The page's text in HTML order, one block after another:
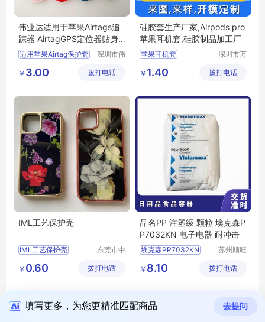
伟业达适用于苹果Airtags追
踪器 AirtagGPS定位器贴身
保护套
适用苹果Airtag保护套
追踪器硅胶挂钩
AirtagGPS定位器贴身真皮保护套
深圳市伟
有限公司
￥ 3.00 拨打电话
硅胶套生产厂家,Airpods pro
苹果耳机套,硅胶制品加工厂
苹果耳机套
硅胶套生产
深圳市万
有限公司
￥ 1.40 拨打电话
IML工艺保护壳
IML工艺保护壳
苹果手机个性保护壳
东莞市中
胶电子有
￥ 0.60 拨打电话
品名PP 注塑级 颗粒 埃克森P
P7032KN 电子电器 耐冲击
埃克森PP7032KN
苏州顺旺
易有限公
￥ 8.10 拨打电话
填写更多，为您更精准匹配商品 去提问